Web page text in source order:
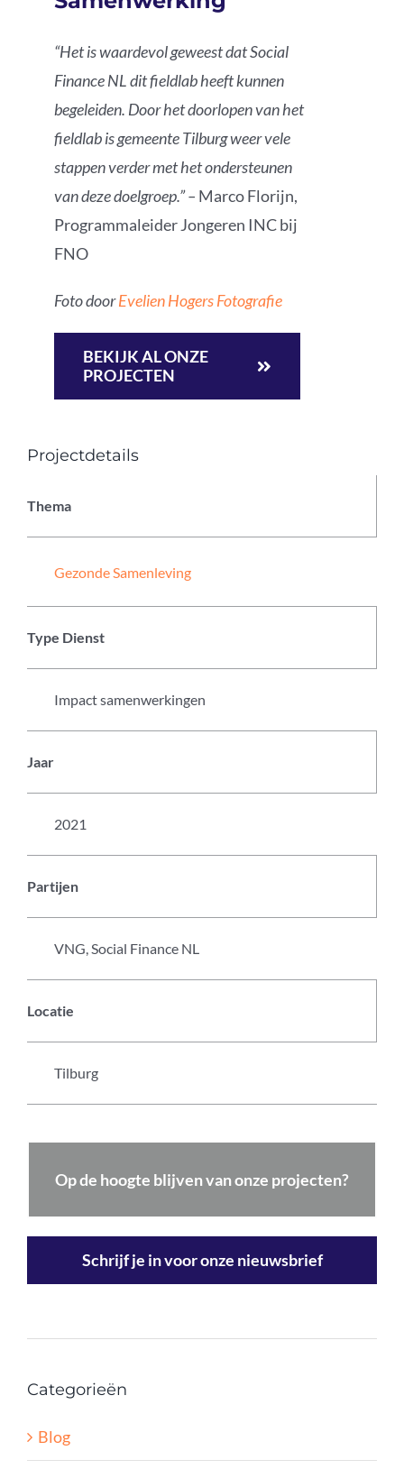
“Het is waardevol geweest dat Social
Finance NL dit fieldlab heeft kunnen
begeleiden. Door het doorlopen van het
fieldlab is gemeente Tilburg weer vele
stappen verder met het ondersteunen
van deze doelgroep.” – Marco Florijn,
Programmaleider Jongeren INC bij
FNO
Foto doorEvelien Hogers Fotografie
BEKIJK AL ONZE
PROJECTEN
Projectdetails
Thema
Gezonde Samenleving
Type Dienst
Impact samenwerkingen
Jaar
2021
Partijen
VNG, Social Finance NL
Locatie
Tilburg
Op de hoogte blijven van onze projecten?
Schrijf je in voor onze nieuwsbrief
Categorieën
Blog